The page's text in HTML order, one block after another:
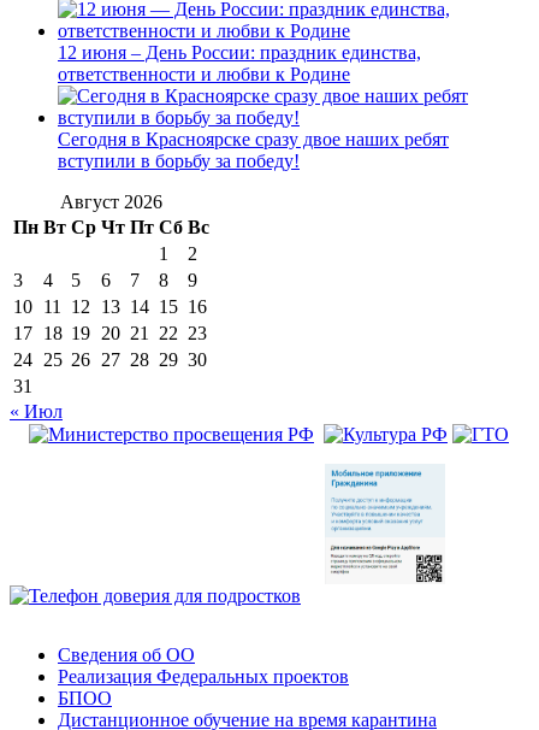
12 июня – День России: праздник единства,
ответственности и любви к Родине
Сегодня в Красноярске сразу двое наших ребят
вступили в борьбу за победу!
Август 2026
Пн Вт Ср Чт Пт Сб Вс
1
2
3
4 5 6 7 8
9
10 11 12 13 14 15 16
17 18 19 20 21 22 23
24 25 26 27 28 29 30
31
« Июл
Сведения об ОО
Реализация Федеральных проектов
БПОО
Дистанционное обучение на время карантина